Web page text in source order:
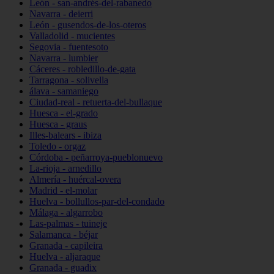
León - san-andrés-del-rabanedo
Navarra - deierri
León - gusendos-de-los-oteros
Valladolid - mucientes
Segovia - fuentesoto
Navarra - lumbier
Cáceres - robledillo-de-gata
Tarragona - solivella
álava - samaniego
Ciudad-real - retuerta-del-bullaque
Huesca - el-grado
Huesca - graus
Illes-balears - ibiza
Toledo - orgaz
Córdoba - peñarroya-pueblonuevo
La-rioja - arnedillo
Almería - huércal-overa
Madrid - el-molar
Huelva - bollullos-par-del-condado
Málaga - algarrobo
Las-palmas - tuineje
Salamanca - béjar
Granada - capileira
Huelva - aljaraque
Granada - guadix